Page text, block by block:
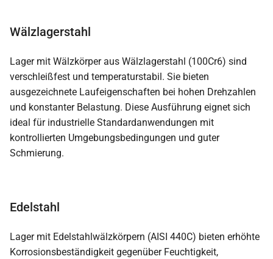
Wälzlagerstahl
Lager mit Wälzkörper aus Wälzlagerstahl (100Cr6) sind
verschleißfest und temperaturstabil. Sie bieten
ausgezeichnete Laufeigenschaften bei hohen Drehzahlen
und konstanter Belastung. Diese Ausführung eignet sich
ideal für industrielle Standardanwendungen mit
kontrollierten Umgebungsbedingungen und guter
Schmierung.
Edelstahl
Lager mit Edelstahlwälzkörpern (AISI 440C) bieten erhöhte
Korrosionsbeständigkeit gegenüber Feuchtigkeit,